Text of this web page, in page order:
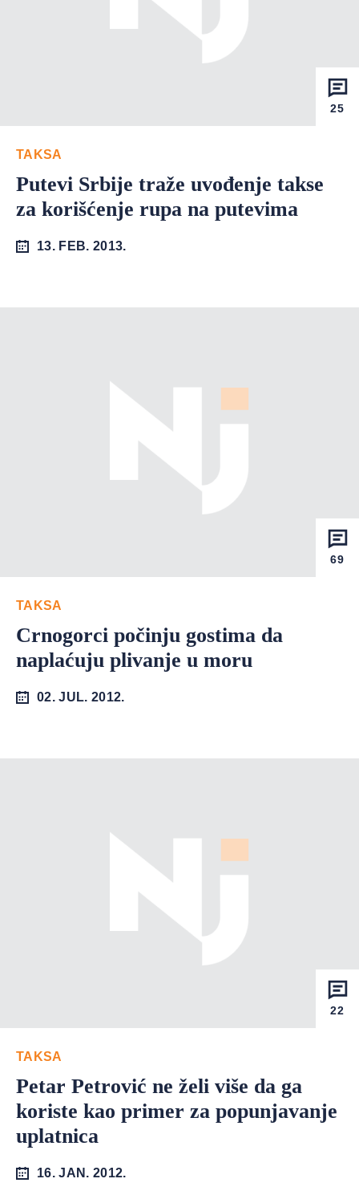
25
TAKSA
Putevi Srbije traže uvođenje takse
za korišćenje rupa na putevima
13. FEB. 2013.
69
TAKSA
Crnogorci počinju gostima da
naplaćuju plivanje u moru
02. JUL. 2012.
22
TAKSA
Petar Petrović ne želi više da ga
koriste kao primer za popunjavanje
uplatnica
16. JAN. 2012.